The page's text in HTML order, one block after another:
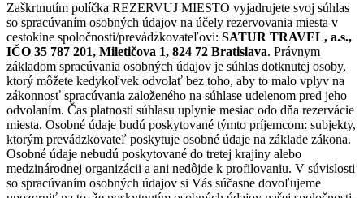
Zaškrtnutím políčka REZERVUJ MIESTO vyjadrujete svoj súhlas
so spracúvaním osobných údajov na účely rezervovania miesta v
cestokine spoločnosti/prevádzkovateľovi: SATUR TRAVEL, a.s.,
IČO 35 787 201, Miletičova 1, 824 72 Bratislava. Právnym
základom spracúvania osobných údajov je súhlas dotknutej osoby,
ktorý môžete kedykoľvek odvolať bez toho, aby to malo vplyv na
zákonnosť spracúvania založeného na súhlase udelenom pred jeho
odvolaním. Čas platnosti súhlasu uplynie mesiac odo dňa rezervácie
miesta. Osobné údaje budú poskytované týmto príjemcom: subjekty,
ktorým prevádzkovateľ poskytuje osobné údaje na základe zákona.
Osobné údaje nebudú poskytované do tretej krajiny alebo
medzinárodnej organizácii a ani nedôjde k profilovaniu. V súvislosti
so spracúvaním osobných údajov si Vás súčasne dovoľujeme